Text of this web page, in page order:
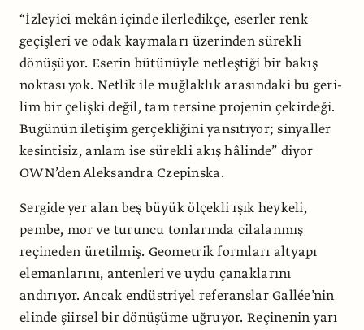
“İzleyici mekân içinde ilerledikçe, eserler renk
geçişleri ve odak kaymaları üzerinden sürekli
dönüşüyor. Eserin bü­tünüyle netleştiği bir bakış
noktası yok. Netlik ile muğlaklık arasındaki bu geri­
lim bir çelişki değil, tam tersine projenin çekirdeği.
Bugünün iletişim gerçekliğini yansıtıyor; sinyaller
kesintisiz, anlam ise sürekli akış hâlinde” diyor
OWN’den Aleksandra Czepinska.
Sergide yer alan beş büyük ölçekli ışık heykeli,
pembe, mor ve turuncu tonla­rında cilalanmış
reçineden üretilmiş. Geometrik formları altyapı
elemanlarını, antenleri ve uydu çanaklarını
andırıyor. Ancak endüstriyel referanslar Gallée’nin
elinde şiirsel bir dönüşüme uğruyor. Re­çinenin yarı